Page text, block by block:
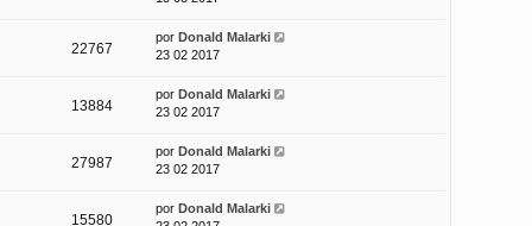
22767
por Donald Malarki
23 02 2017
13884
por Donald Malarki
23 02 2017
27987
por Donald Malarki
23 02 2017
15580
por Donald Malarki